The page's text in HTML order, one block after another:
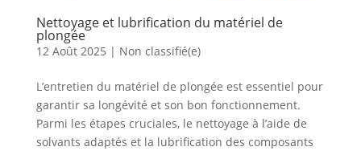
Nettoyage et lubrification du matériel de
plongée
12 Août 2025 | Non classifié(e)
L’entretien du matériel de plongée est essentiel pour
garantir sa longévité et son bon fonctionnement.
Parmi les étapes cruciales, le nettoyage à l’aide de
solvants adaptés et la lubrification des composants